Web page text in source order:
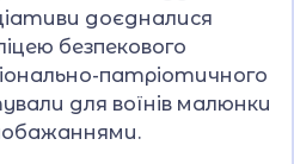
доєдналися
безпекового
патріотичного
для воїнів малюнки